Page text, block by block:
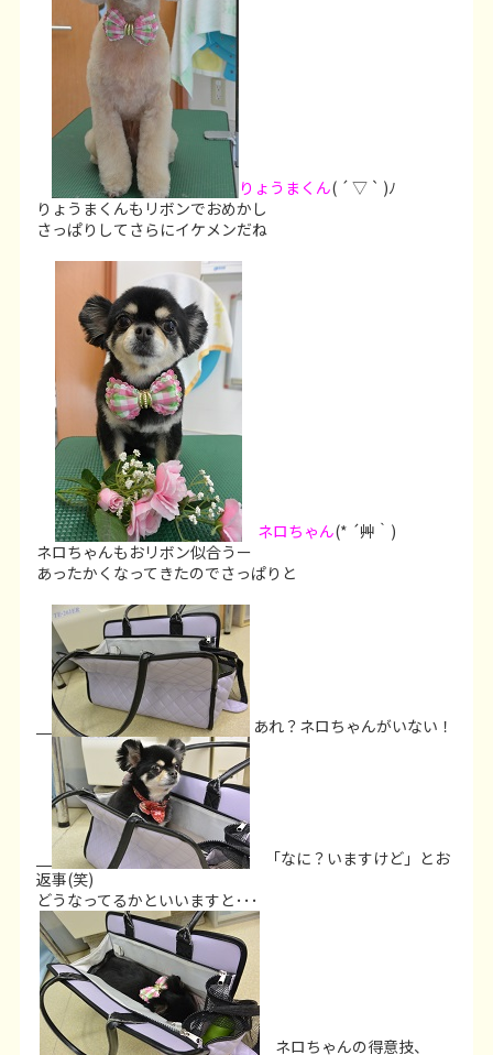
りょうまくん( ´ ▽ ` )ﾉ
りょうまくんもリボンでおめかし
さっぱりしてさらにイケメンだね
ネロちゃん(* ´艸｀)
ネロちゃんもおリボン似合うー
あったかくなってきたのでさっぱりと
あれ？ネロちゃんがいない！
「なに？いますけど」とお
返事(笑)
どうなってるかといいますと･･･
ネロちゃんの得意技、